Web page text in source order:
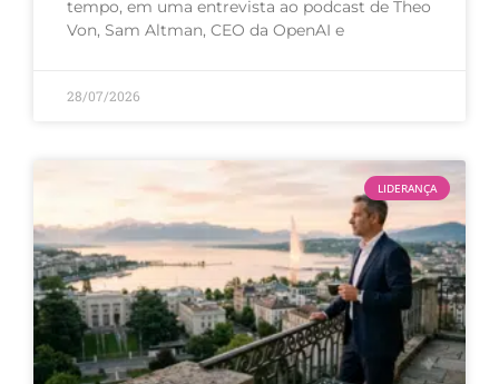
tempo, em uma entrevista ao podcast de Theo
Von, Sam Altman, CEO da OpenAI e
28/07/2026
LIDERANÇA